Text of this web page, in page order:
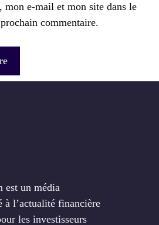
mon e-mail et mon site dans le
commentaire.
est un média
à l’actualité financière
les investisseurs